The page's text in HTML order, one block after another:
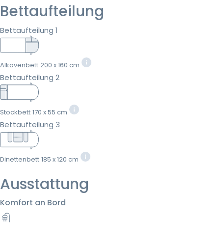
Bettaufteilung
Bettaufteilung 1
Alkovenbett 200 x 160 cm
Bettaufteilung 2
Stockbett 170 x 55 cm
Bettaufteilung 3
Dinettenbett 185 x 120 cm
Ausstattung
Komfort an Bord